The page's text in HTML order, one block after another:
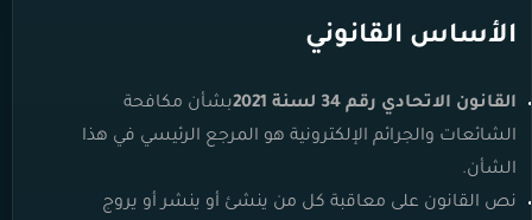
الأساس القانوني
القانون الاتحادي رقم 34 لسنة 2021
بشأن مكافحة
الشائعات والجرائم الإلكترونية هو المرجع الرئيسي في هذا
الشأن.
نص القانون على معاقبة كل من ينشئ أو ينشر أو يروج